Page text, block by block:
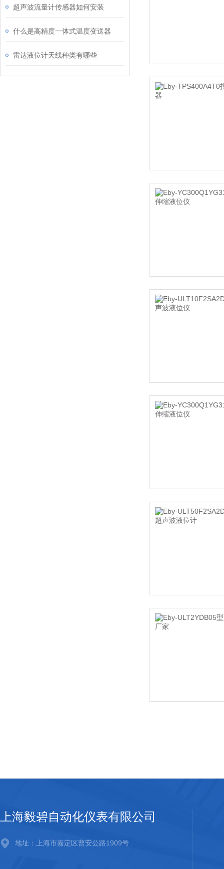
超声波流量计传感器如何安装
什么是高精度一体式温度变送器
雷达液位计天线种类有哪些
上海毅碧自动化仪表有限公司
地址：上海市嘉定区曹安公路1909号